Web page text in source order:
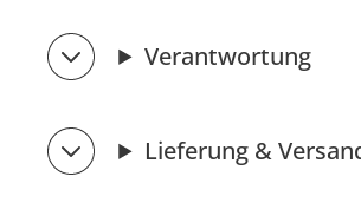
Verantwortung
Lieferung &